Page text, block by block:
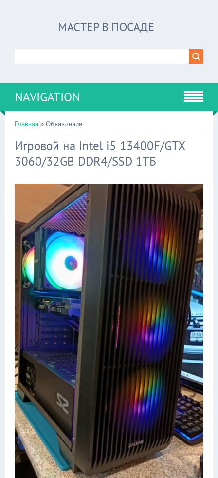
МАСТЕР В ПОСАДЕ
NAVIGATION
Главная » Объявление
Игровой на Intel i5 13400F/GTX
3060/32GB DDR4/SSD 1ТБ